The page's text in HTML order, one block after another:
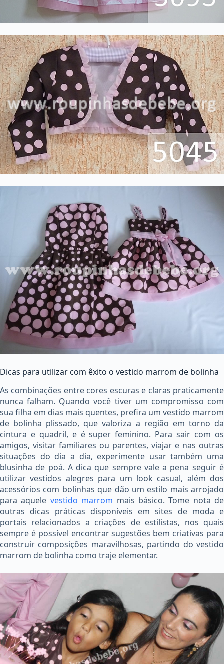
Dicas para utilizar com êxito o vestido marrom de bolinha
As combinações entre cores escuras e claras praticamente
nunca falham. Quando você tiver um compromisso com
sua filha em dias mais quentes, prefira um vestido marrom
de bolinha plissado, que valoriza a região em torno da
cintura e quadril, e é super feminino. Para sair com os
amigos, visitar familiares ou parentes, viajar e nas outras
situações do dia a dia, experimente usar também uma
blusinha de poá. A dica que sempre vale a pena seguir é
utilizar vestidos alegres para um look casual, além dos
acessórios com bolinhas que dão um estilo mais arrojado
para aquele vestido marrom mais básico. Tome nota de
outras dicas práticas disponíveis em sites de moda e
portais relacionados a criações de estilistas, nos quais
sempre é possível encontrar sugestões bem criativas para
construir composições maravilhosas, partindo do vestido
marrom de bolinha como traje elementar.